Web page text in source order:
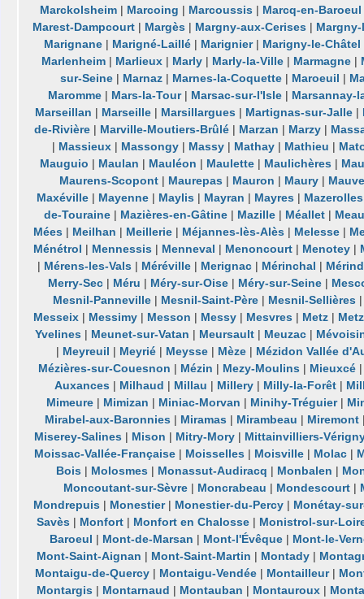
Marckolsheim | Marcoing | Marcoussis | Marcq-en-Baroeul
Marest-Dampcourt | Margès | Margny-aux-Cerises |
Marignane | Marigné-Laillé | Marignier| Marigny-le-Châtel
Marlenheim| Marlieux| Marly| Marly-la-Ville| Marmagne|
sur-Seine | Marnaz | Marnes-la-Coquette | Maroeuil |
Maromme| Mars-la-Tour| Marsac-sur-l'Isle| Marsannay-
Marseillan | Marseille| Marsillargues| Martignas-sur-Jalle|
de-Rivière | Marville-Moutiers-Brûlé | Marzan | Marzy |
| Massieux| Massongy| Massy| Mathay| Mathieu |
Mauguio | Maulan | Mauléon | Maulette| Maulichères|
Maurens-Scopont| Maurepas| Mauron | Maury|
Maxéville | Mayenne | Maylis | Mayran | Mayres | Mazerolles
de-Touraine| Mazières-en-Gâtine| Mazille| Méallet|
Mées | Meilhan | Meillerie | Méjannes-lès-Alès | Melesse |
Ménétrol | Mennessis | Menneval | Menoncourt | Menotey |
| Mérens-les-Vals | Méréville | Merignac | Mérinchal |
Merry-Sec | Méru | Méry-sur-Oise | Méry-sur-Seine |
Mesnil-Panneville| Mesnil-Saint-Père| Mesnil-Sellières
Messeix| Messimy| Messon | Messy| Mesvres| Metz|
Yvelines| Meunet-sur-Vatan | Meursault| Meuzac|
| Meyreuil | Meyrié | Meysse | Mèze | Mézidon Vallée
Mézières-sur-Couesnon | Mézin | Mezy-Moulins | Mieuxcé
Auxances| Milhaud | Millau | Millery| Milly-la-Forêt|
Mimeure| Mimizan | Miniac-Morvan | Minihy-Tréguier|
Mirabel-aux-Baronnies | Miramas| Mirambeau | Miremont
Miserey-Salines | Mison | Mitry-Mory | Mittainvilliers-
Moissac-Vallée-Française| Moisselles| Moisville| Molac|
Bois | Molosmes | Monassut-Audiracq | Monbalen |
Moncoutant-sur-Sèvre| Moncrabeau | Mondescourt|
Mondrepuis| Monestier| Monestier-du-Percy| Monétay-
Savès | Monfort | Monfort en Chalosse | Monistrol-sur-
Baroeul | Mont-de-Marsan | Mont-l'Évêque| Mont-le-
Mont-Saint-Aignan | Mont-Saint-Martin | Montady|
Montaigu-de-Quercy | Montaigu-Vendée | Montailleur|
Montargis| Montarnaud | Montauban | Montauroux|